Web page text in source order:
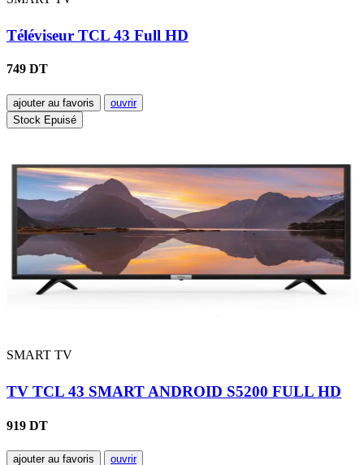
Téléviseur TCL 43 Full HD
749 DT
ajouter au favoris
ouvrir
Stock Epuisé
SMART TV
TV TCL 43 SMART ANDROID S5200 FULL HD
919 DT
ajouter au favoris ouvrir